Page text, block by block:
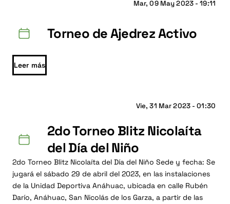
Mar, 09 May 2023 - 19:11
Torneo de Ajedrez Activo
Leer más
Vie, 31 Mar 2023 - 01:30
2do Torneo Blitz Nicolaíta
del Día del Niño
2do Torneo Blitz Nicolaíta del Día del Niño Sede y fecha: Se
jugará el sábado 29 de abril del 2023, en las instalaciones
de la Unidad Deportiva Anáhuac, ubicada en calle Rubén
Darío, Anáhuac, San Nicolás de los Garza, a partir de las